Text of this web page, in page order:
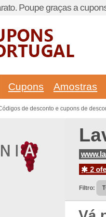
Poupe graças a
Cupons Amostras
de desconto e cupons de
2
Filtro: